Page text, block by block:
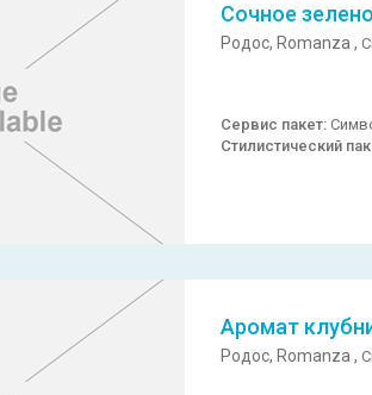
Сочное
Родос, Romanza ,
Сервис пакет:
Стилистический
Аромат
Родос, Romanza ,